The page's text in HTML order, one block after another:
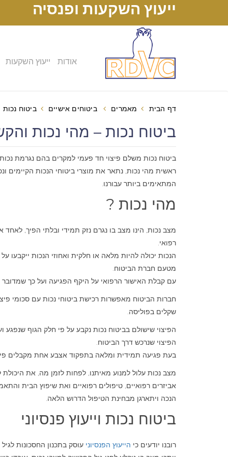
ייעוץ השקעות ופנסיה
אודות ייעוץ השקעות
דף הבית מאמרים ביטוחים אישיים ביטוח נכות
ביטוח נכות – מהי נכות והקשר
ביטוח נכות משלם פיצוי חד פעמי למקרים בהם נגרמת
ראשית מהי נכות, נתאר את מוצרי ביטוחי הנכות הקיימים
המתאימים ביותר עבורנו.
מהי נכות ?
מצב נכות, הינו מצב בו נגרם נזק תמידי ובלתי הפיך,
רפואי.
הנכות יכולה להיות מלאה או חלקית ואחוזי הנכות
מטעם חברת הביטוח.
עם קבלת האישור הרפואי על היקף הפגיעה ועל כך
שקלים בפוליסה.
הפיצוי שנרכש דרך הביטוח.
בעת פגיעה תמידית ומלאה בתפקוד אצבע אחת מקבלים פיצוי בשיעור של 10%-20% מסכום
מצב נכות עלול למנוע מאיתנו, לפחות לזמן מה, את
אביזרים רפואיים, טיפולים רפואיים ואת שיפוץ הבית
הנכה ויתארגן מבחינת הטיפול הדרוש הלאה.
ביטוח נכות וייעוץ פנסיוני
רובנו יודעים כי הייעוץ הפנסיוני עוסק בתכנון החסכונות